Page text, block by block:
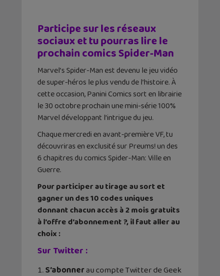
Participe sur les réseaux
sociaux et tu pourras lire le
prochain comics Spider-Man
Marvel’s Spider-Man est devenu le jeu vidéo
de super-héros le plus vendu de l’histoire. À
cette occasion, Panini Comics sort en librairie
le 30 octobre prochain une mini-série 100%
Marvel développant l’intrigue du jeu.
Chaque mercredi en avant-première VF, tu
découvriras en exclusité sur Preums! un des
6 chapitres du comics Spider-Man: Ville en
Guerre.
Pour participer au tirage au sort et
gagner un des 10 codes uniques
donnant chacun accès à 2 mois gratuits
à l’offre d’abonnement ?, il faut aller au
choix :
Sur Twitter :
S’abonnerau compte Twitter de Geek